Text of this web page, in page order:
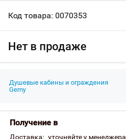
Код товара: 0070353
Нет в продаже
Душевые кабины и ограждения
Gemy
Получение в
Доставка: уточняйте у менеджера